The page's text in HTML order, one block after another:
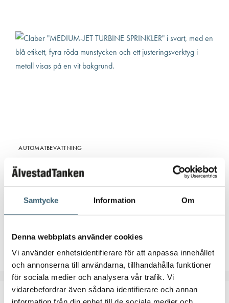
Samtycke Information Om
Denna webbplats använder cookies
Vi använder enhetsidentifierare för att anpassa innehållet
och annonserna till användarna, tillhandahålla funktioner
för sociala medier och analysera vår trafik. Vi
vidarebefordrar även sådana identifierare och annan
AUTOMATBEVATTNING
Claber ”MEDIUM-JET TURBINE SPRINKLER”
329kr
Läs mer